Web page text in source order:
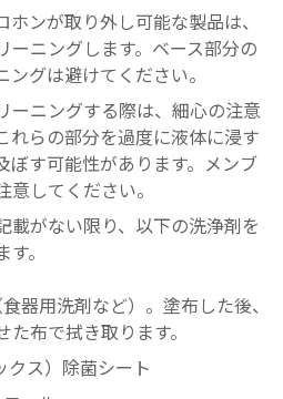
ホンが取り外し可能な製品は、
ーニングします。ベース部分の
ングは避けてください。
ーニングする際は、細心の注意
れらの部分を過度に液体に浸す
ぼす可能性があります。メンブ
意してください。
載がない限り、以下の洗浄剤を
。
器用洗剤など）。塗布した後、
布で拭き取ります。
クス）除菌シート